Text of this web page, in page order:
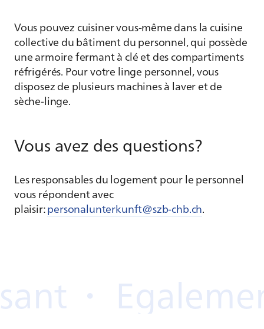
Vous pouvez cuisiner vous-même dans la cuisine
collective du bâtiment du personnel, qui possède
une armoire fermant à clé et des compartiments
réfrigérés. Pour votre linge personnel, vous
disposez de plusieurs machines à laver et de
sèche-linge.
Vous avez des questions?
Les responsables du logement pour le personnel
vous répondent avec
plaisir:personalunterkunft@szb-chb.ch.
・